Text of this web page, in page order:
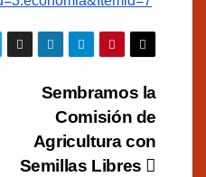
Sembramos la
Comisión de
Agricultura con
Semillas Libres